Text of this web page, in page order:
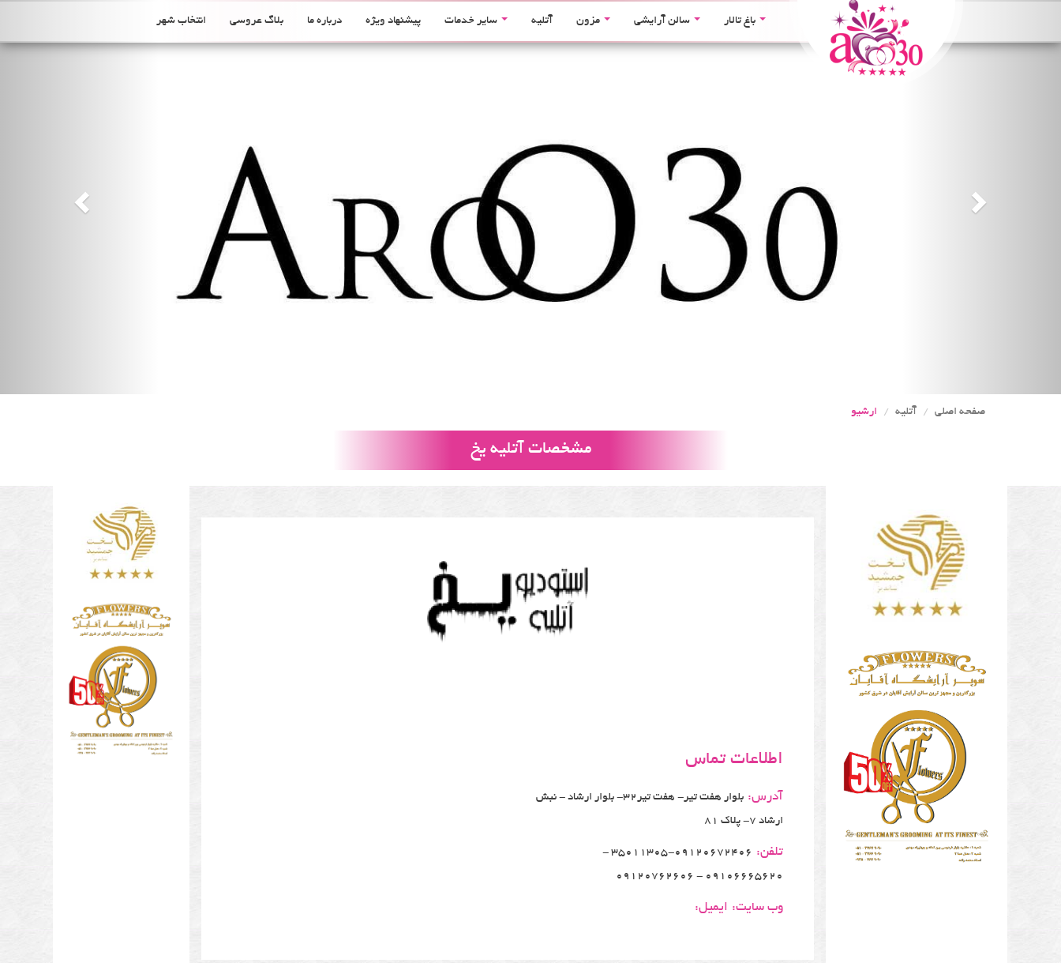
باغ تالار سالن آرایشی مزون آتلیه سایر خدمات پیشنهاد ویژه درباره ما بلاگ عروسی انتخاب شهر
صفحه اصلی آتلیه ارشیو
مشخصات آتلیه یخ
اطلاعات تماس
آدرس:
بلوار هفت تیر- هفت تیر32- بلوار ارشاد - نبش
ارشاد 7- پلاک 81
تلفن:
35011305-09120672406 -
09106665620 - 09120762606
وب سایت: ایمیل: